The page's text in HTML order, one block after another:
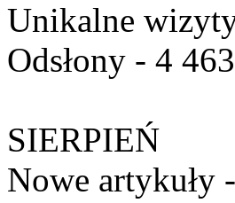
Unikalne
Odsłony - 4
SIERPIEŃ
Nowe artykuły